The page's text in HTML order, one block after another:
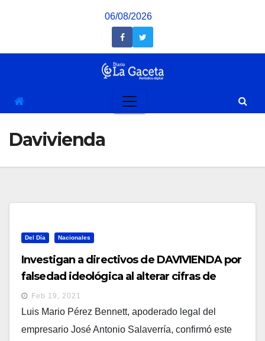
06/08/2026
Davivienda
Del Día Nacionales
Investigan a directivos de DAVIVIENDA por
falsedad ideológica al alterar cifras de
estado financiero
Feb 19, 2021
Luis Mario Pérez Bennett, apoderado legal del
empresario José Antonio Salaverría, confirmó este